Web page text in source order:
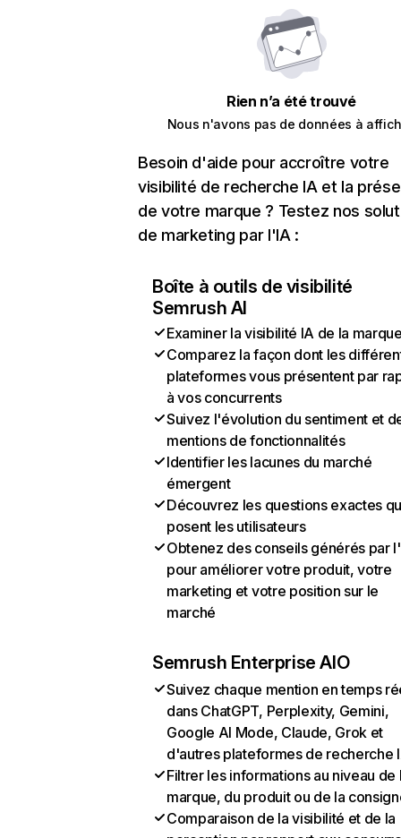
Rien n’a été trouvé
Nous n'avons pas de données à
Besoin d'aide pour accroître votre
visibilité de recherche IA et la
de votre marque ? Testez nos
de marketing par l'IA :
Boîte à outils de visibilité
Semrush AI
Examiner la visibilité IA de la
Comparez la façon dont les
plateformes vous présentent par
à vos concurrents
Suivez l'évolution du sentiment et
mentions de fonctionnalités
Identifier les lacunes du marché
émergent
Découvrez les questions exactes
posent les utilisateurs
Obtenez des conseils générés par
pour améliorer votre produit, votre
marketing et votre position sur le
marché
Semrush Enterprise AIO
Suivez chaque mention en temps
dans ChatGPT, Perplexity, Gemini,
Google AI Mode, Claude, Grok et
d'autres plateformes de recherche
Filtrer les informations au niveau de
marque, du produit ou de la
Comparaison de la visibilité et de la